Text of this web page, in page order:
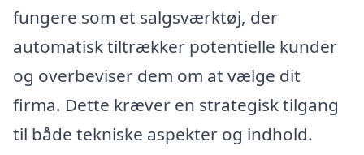
fungere som et salgsværktøj, der
automatisk tiltrækker potentielle kunder
og overbeviser dem om at vælge dit
firma. Dette kræver en strategisk tilgang
til både tekniske aspekter og indhold.